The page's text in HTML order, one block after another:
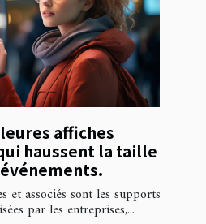
affiches
haussent la taille
et associés sont les supports
par les entreprises,...